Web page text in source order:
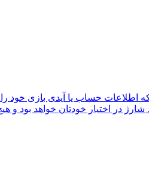
اطلاعات حساب یا آیدی بازی خود